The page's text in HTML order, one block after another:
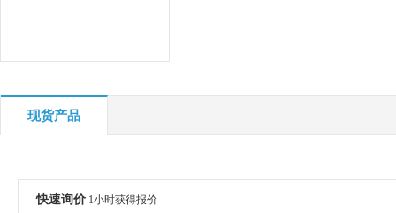
现货产品
快速询价 1小时获得报价